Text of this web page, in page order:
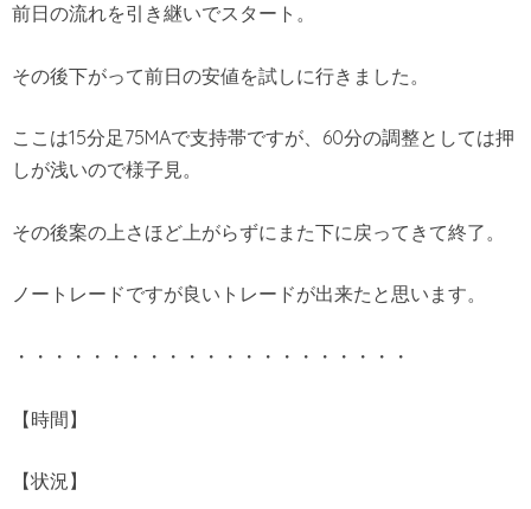
前日の流れを引き継いでスタート。
その後下がって前日の安値を試しに行きました。
ここは15分足75MAで支持帯ですが、60分の調整としては押
しが浅いので様子見。
その後案の上さほど上がらずにまた下に戻ってきて終了。
ノートレードですが良いトレードが出来たと思います。
・・・・・・・・・・・・・・・・・・・・・
【時間】
【状況】